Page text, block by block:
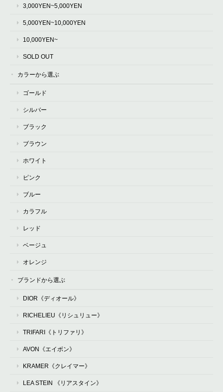
3,000YEN~5,000YEN
5,000YEN~10,000YEN
10,000YEN~
SOLD OUT
カラーから選ぶ
ゴールド
シルバー
ブラック
ブラウン
ホワイト
ピンク
ブルー
カラフル
レッド
ベージュ
オレンジ
ブランドから選ぶ
DIOR《ディオール》
RICHELIEU《リシュリュー》
TRIFARI《トリファリ》
AVON《エイボン》
KRAMER《クレイマー》
LEA STEIN 《リアスタイン》